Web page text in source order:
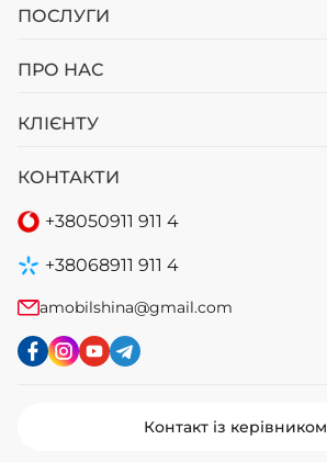
ПОСЛУГИ
ПРО НАС
КЛІЄНТУ
КОНТАКТИ
+38050911 911 4
+38068911 911 4
amobilshina@gmail.com
Контакт із керівником